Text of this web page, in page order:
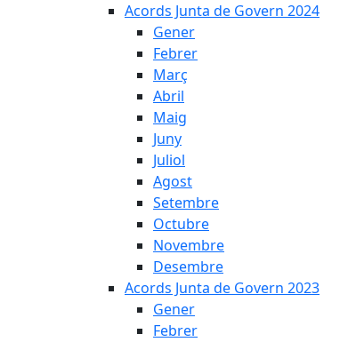
Acords Junta de Govern 2024
Gener
Febrer
Març
Abril
Maig
Juny
Juliol
Agost
Setembre
Octubre
Novembre
Desembre
Acords Junta de Govern 2023
Gener
Febrer